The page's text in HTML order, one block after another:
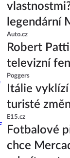
legendární
Auto.cz
Robert
televizní
Poggers
Itálie
turisté
E15.cz
Fotbalové
chce